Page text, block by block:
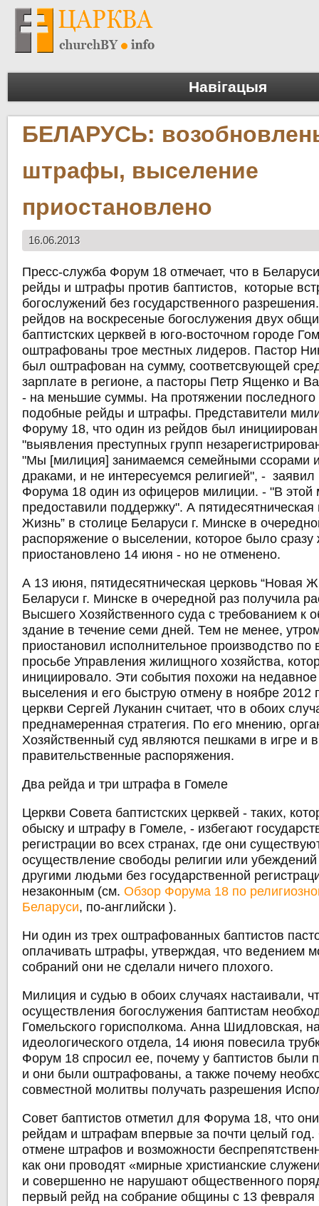
Навігацыя
БЕЛАРУСЬ:
штрафы, выселение
приостановлено
16.06.2013
Пресс-служба Форум 18 отмечает, что в
рейды и штрафы против баптистов, которые
богослужений без государственного
рейдов на воскресеные богослужения двух
баптистских церквей в юго-восточном городе
оштрафованы трое местных лидеров. Пастор
был оштрафован на сумму, соответсвующей
зарплате в регионе, а пасторы Петр Ященко и
- на меньшие суммы. На протяжении последного
подобные рейды и штрафы. Представители
Форуму 18, что один из рейдов был
"выявления преступных групп
"Мы [милиция] занимаемся семейными ссорами
драками, и не интересуемся религией", -
Форума 18 один из офицеров милиции. - "В этой
предоставили поддержку". А пятидесятническая
Жизнь” в столице Беларуси г. Минске в
распоряжение о выселении, которое было сразу
приостановлено 14 июня - но не отменено.
А 13 июня, пятидесятническая церковь “Новая
Беларуси г. Минске в очередной раз получила
Высшего Хозяйственного суда с требованием к
здание в течение семи дней. Тем не менее,
приостановил исполнительное производство
просьбе Управления жилищного хозяйства,
инициировало. Эти события похожи на
выселения и его быструю отмену в ноябре 2012
церкви Сергей Луканин считает, что в обоих
преднамеренная стратегия. По его мнению,
Хозяйственный суд являются пешками в игре и
правительственные распоряжения.
Два рейда и три штрафа в Гомеле
Церкви Совета баптистских церквей - таких,
обыску и штрафу в Гомеле, - избегают
регистрации во всех странах, где они
осуществление свободы религии или убеждений
другими людьми без государственной
незаконным (см.Обзор Форума 18 по
Беларуси, по-английски ).
Ни один из трех оштрафованных баптистов
оплачивать штрафы, утверждая, что ведением
собраний они не сделали ничего плохого.
Милиция и судью в обоих случаях настаивали,
осуществления богослужения баптистам
Гомельского горисполкома. Анна Шидловская,
идеологического отдела, 14 июня повесила
Форум 18 спросил ее, почему у баптистов были
и они были оштрафованы, а также почему
совместной молитвы получать разрешения
Совет баптистов отметил для Форума 18, что
рейдам и штрафам впервые за почти целый год.
отмене штрафов и возможности
как они проводят «мирные христианские
и совершенно не нарушают общественного
первый рейд на собрание общины с 13 февраля